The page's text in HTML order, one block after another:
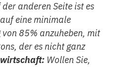
anderen Seite ist es
eine minimale
85% anzuheben, mit
der es nicht ganz
Wollen Sie,